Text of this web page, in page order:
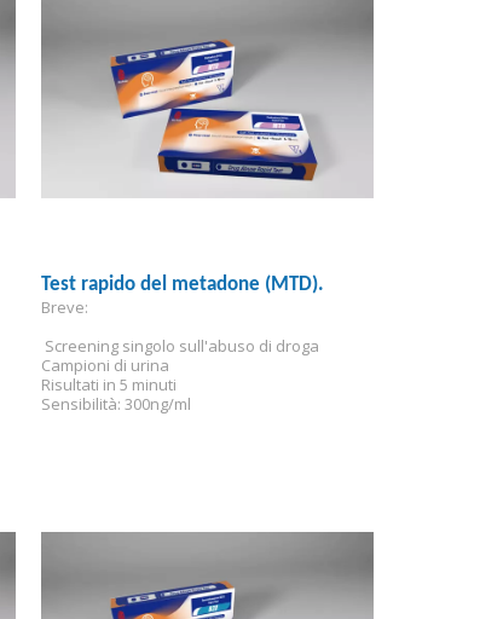
Test rapido del metadone (MTD).
Breve:
Screening singolo sull'abuso di droga
Campioni di urina
Risultati in 5 minuti
Sensibilità: 300ng/ml